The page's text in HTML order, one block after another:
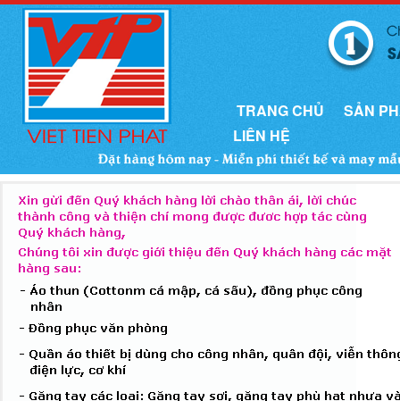
TRANG CHỦ
SẢN
LIÊN HỆ